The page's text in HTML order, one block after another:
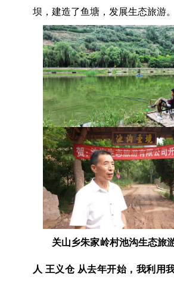
坝，建造了鱼塘，发展生态旅游。
关山乡朱家岭村池沟生态旅
人 王义仓 从去年开始，我利用